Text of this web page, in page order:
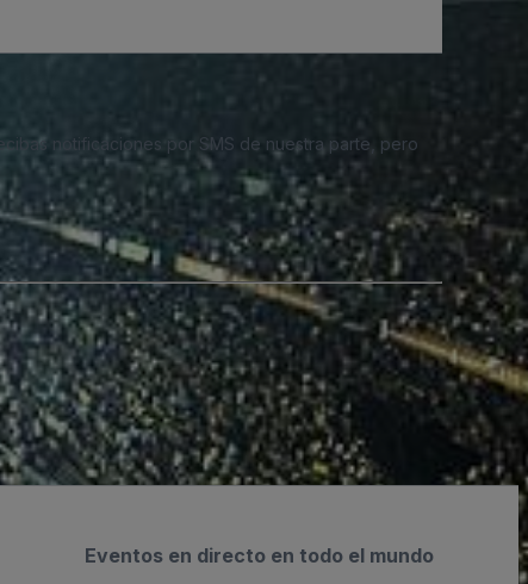
notificaciones por SMS de nuestra parte, pero
Eventos en directo en todo el mundo